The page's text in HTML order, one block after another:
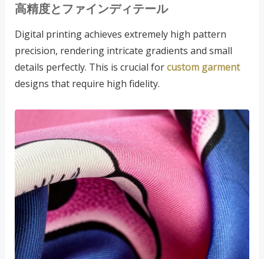
高精度とファインディテール
Digital printing achieves extremely high pattern
precision, rendering intricate gradients and small
details perfectly. This is crucial forcustom garment
designs that require high fidelity.